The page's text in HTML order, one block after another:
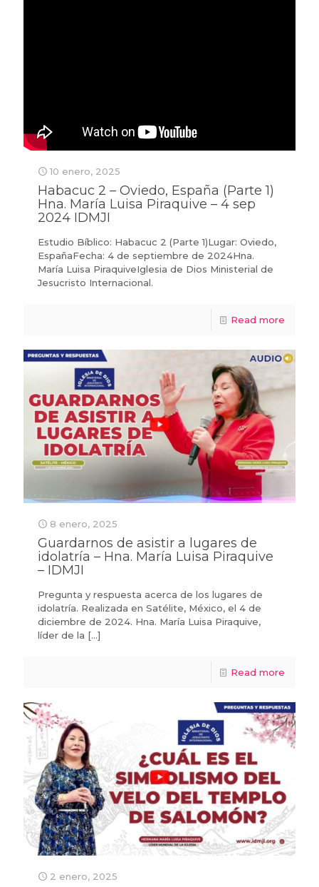
10 enero, 2025
Habacuc 2 – Oviedo, España (Parte 1)
Hna. María Luisa Piraquive – 4 sep
2024 IDMJI
Estudio Bíblico: Habacuc 2 (Parte 1)Lugar: Oviedo,
EspañaFecha: 4 de septiembre de 2024Hna.
María Luisa PiraquiveIglesia de Dios Ministerial de
Jesucristo Internacional.
Read more
8 enero, 2025
Guardarnos de asistir a lugares de
idolatría – Hna. María Luisa Piraquive
– IDMJI
Pregunta y respuesta acerca de los lugares de
idolatría. Realizada en Satélite, México, el 4 de
diciembre de 2024. Hna. María Luisa Piraquive,
líder de la […]
Read more
2 enero, 2025